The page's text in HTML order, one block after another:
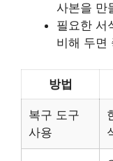
사본을 만
필요한 서
비해 두면
방법
복구 도구
사용